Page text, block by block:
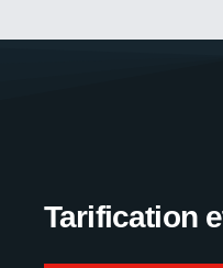
Tarification